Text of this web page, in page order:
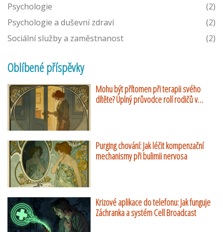
Psychologie
(2)
Psychologie a duševní zdraví
(2)
Sociální služby a zaměstnanost
(2)
Oblíbené příspěvky
Mohu být přítomen při terapii svého
dítěte? Úplný průvodce rolí rodičů v
Purging chování: Jak léčit kompenzační
mechanismy při bulimii nervosa
Krizové aplikace do telefonu: Jak funguje
Záchranka a systém Cell Broadcast